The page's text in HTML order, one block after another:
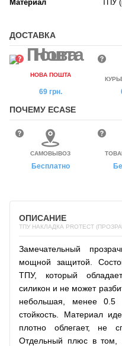
Материал ТПУ
ДОСТАВКА
НОВА ПОШТА
69 грн.
ПОЧЕМУ ECASE
САМОВЫВОЗ
Бесплатно
ОПИСАНИЕ
ТПУ НАКЛАДКА PROTECT
Замечательный
мощной защитой.
ТПУ, который
силикон и не может
небольшая, менее 0.5
стойкость. Материал
плотно облегает, не
Отдельный плюс в том,